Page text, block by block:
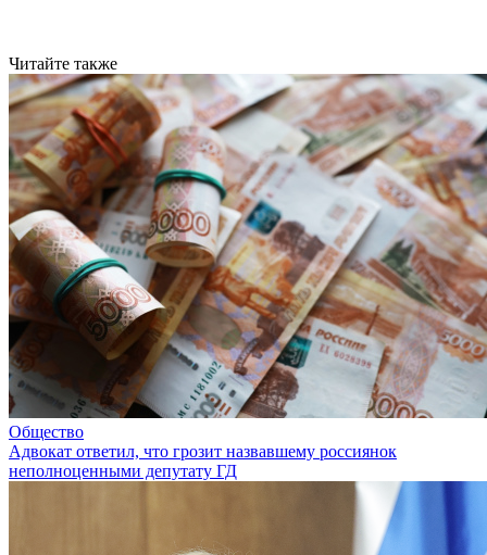
Читайте также
Общество
Адвокат ответил, что грозит назвавшему россиянок
неполноценными депутату ГД